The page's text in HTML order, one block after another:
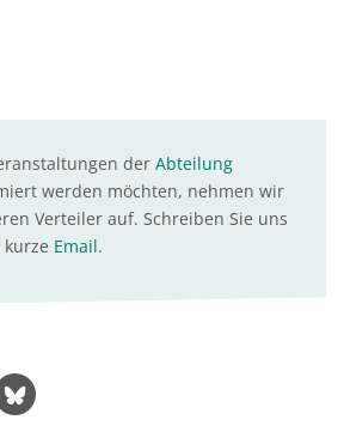
der Abteilung
werden möchten, nehmen wir
Verteiler auf. Schreiben Sie uns
Email.